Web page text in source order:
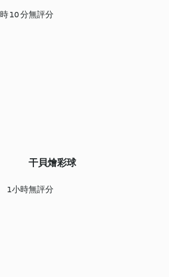
10 分無評分
1小時
干貝燴彩球
無評分